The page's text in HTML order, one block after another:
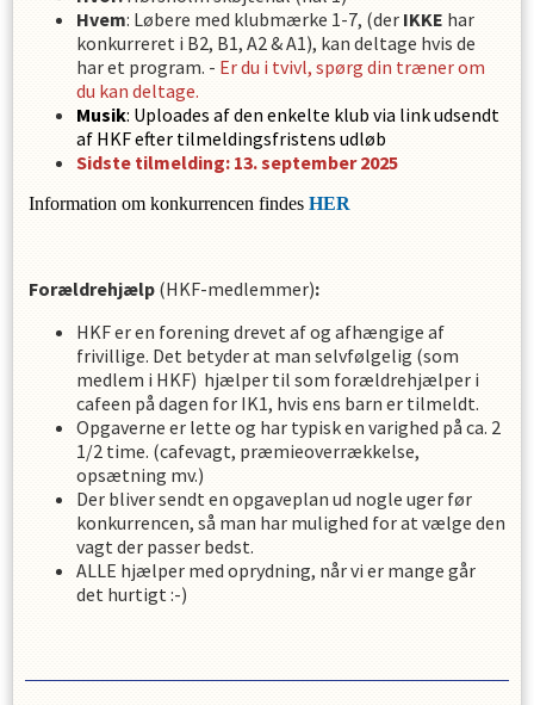
Hvem: Løbere med klubmærke 1-7, (der IKKE har
konkurreret i B2, B1, A2 & A1), kan deltage hvis de
har et program. - Er du i tvivl, spørg din træner om
du kan deltage.
Musik: Uploades af den enkelte klub via link udsendt
af HKF efter tilmeldingsfristens udløb
Sidste tilmelding: 13. september 2025
Information om konkurrencen findes HER
Forældrehjælp (HKF-medlemmer):
HKF er en forening drevet af og afhængige af
frivillige. Det betyder at man selvfølgelig (som
medlem i HKF) hjælper til som forældrehjælper i
cafeen på dagen for IK1, hvis ens barn er tilmeldt.
Opgaverne er lette og har typisk en varighed på ca. 2
1/2 time. (cafevagt, præmieoverrækkelse,
opsætning mv.)
Der bliver sendt en opgaveplan ud nogle uger før
konkurrencen, så man har mulighed for at vælge den
vagt der passer bedst.
ALLE hjælper med oprydning, når vi er mange går
det hurtigt :-)